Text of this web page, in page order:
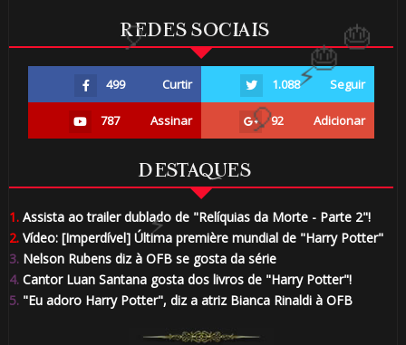
REDES SOCIAIS
499 Curtir 1.088 Seguir
787 Assinar 92 Adicionar
DESTAQUES
1.Assista ao trailer dublado de "Relíquias da Morte - Parte 2"!
2.Vídeo: [Imperdível] Última première mundial de "Harry Potter"
3.Nelson Rubens diz à OFB se gosta da série
4.Cantor Luan Santana gosta dos livros de "Harry Potter"!
5."Eu adoro Harry Potter", diz a atriz Bianca Rinaldi à OFB
🎂